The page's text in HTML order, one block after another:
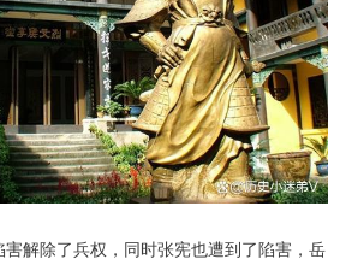
解除了兵权，同时张宪也遭到了陷害，岳